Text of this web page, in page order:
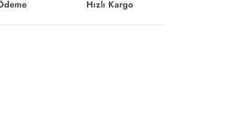
Hızlı Kargo